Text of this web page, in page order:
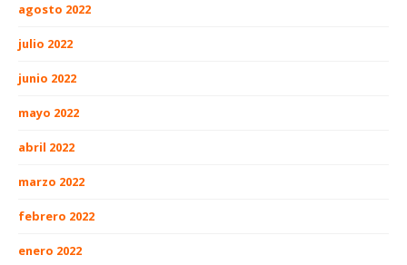
agosto 2022
julio 2022
junio 2022
mayo 2022
abril 2022
marzo 2022
febrero 2022
enero 2022